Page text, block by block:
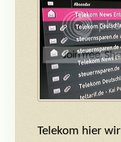
Telekom hier